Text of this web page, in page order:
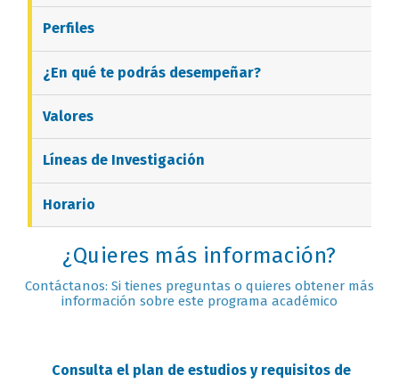
Perfiles
¿En qué te podrás desempeñar?
Valores
Líneas de Investigación
Horario
¿Quieres más información?
Contáctanos: Si tienes preguntas o quieres obtener más
información sobre este programa académico
Consulta el plan de estudios y requisitos de